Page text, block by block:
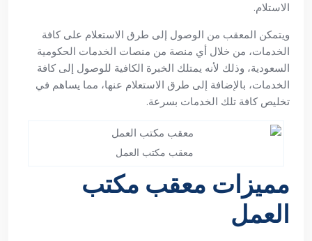
الاستلام.
ويتمكن المعقب من الوصول إلى طرق الاستعلام على كافة
الخدمات، من خلال أي منصة من منصات الخدمات الحكومية
السعودية، وذلك لأنه يمتلك الخبرة الكافية للوصول إلى كافة
الخدمات، بالإضافة إلى طرق الاستعلام عنها، مما يساهم في
تخليص كافة تلك الخدمات بسرعة.
معقب مكتب العمل
مميزات معقب مكتب
العمل